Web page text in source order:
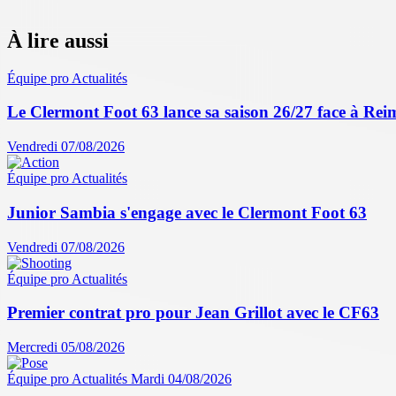
À lire aussi
Équipe pro Actualités
Le Clermont Foot 63 lance sa saison 26/27 face à
Vendredi 07/08/2026
Équipe pro Actualités
Junior Sambia s'engage avec le Clermont Foot 63
Vendredi 07/08/2026
Équipe pro Actualités
Premier contrat pro pour Jean Grillot avec le CF63
Mercredi 05/08/2026
Équipe pro Actualités Mardi 04/08/2026